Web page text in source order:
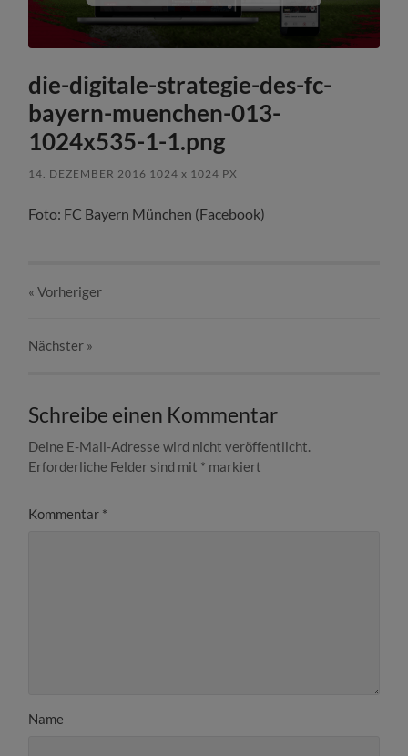
die-digitale-strategie-des-fc-
bayern-muenchen-013-
1024x535-1-1.png
14. DEZEMBER 2016 1024x 1024 PX
Foto: FC Bayern München (Facebook)
« Vorheriger
Nächster »
Schreibe einen Kommentar
Deine E-Mail-Adresse wird nicht veröffentlicht.
Erforderliche Felder sind mit * markiert
Kommentar *
Name